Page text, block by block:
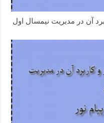
آن در مدیریت نیمسال اول